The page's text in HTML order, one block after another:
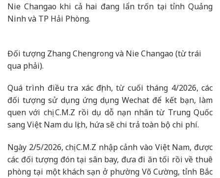
Nie Changao khi cả hai đang lẩn trốn tại tỉnh Quảng
Ninh và TP Hải Phòng.
Đối tượng Zhang Chengrong và Nie Changao (từ trái
qua phải).
Quá trình điều tra xác định, từ cuối tháng 4/2026, các
đối tượng sử dụng ứng dụng Wechat để kết bạn, làm
quen với chị C.M.Z rồi dụ dỗ nạn nhân từ Trung Quốc
sang Việt Nam du lịch, hứa sẽ chi trả toàn bộ chi phí.
Ngày 2/5/2026, chị C.M.Z nhập cảnh vào Việt Nam, được
các đối tượng đón tại sân bay, đưa đi ăn tối rồi về thuê
phòng tại một khách sạn ở phường Võ Cường, tỉnh Bắc